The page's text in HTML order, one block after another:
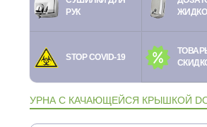
РУК
STOP COVID-19
УРНА С КАЧАЮЩЕЙСЯ КРЫШКОЙ